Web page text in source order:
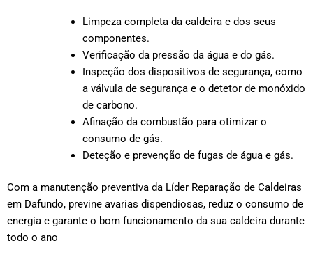
Limpeza completa da caldeira e dos seus
componentes.
Verificação da pressão da água e do gás.
Inspeção dos dispositivos de segurança, como
a válvula de segurança e o detetor de monóxido
de carbono.
Afinação da combustão para otimizar o
consumo de gás.
Deteção e prevenção de fugas de água e gás.
Com a manutenção preventiva da Líder Reparação de Caldeiras
em Dafundo, previne avarias dispendiosas, reduz o consumo de
energia e garante o bom funcionamento da sua caldeira durante
todo o ano